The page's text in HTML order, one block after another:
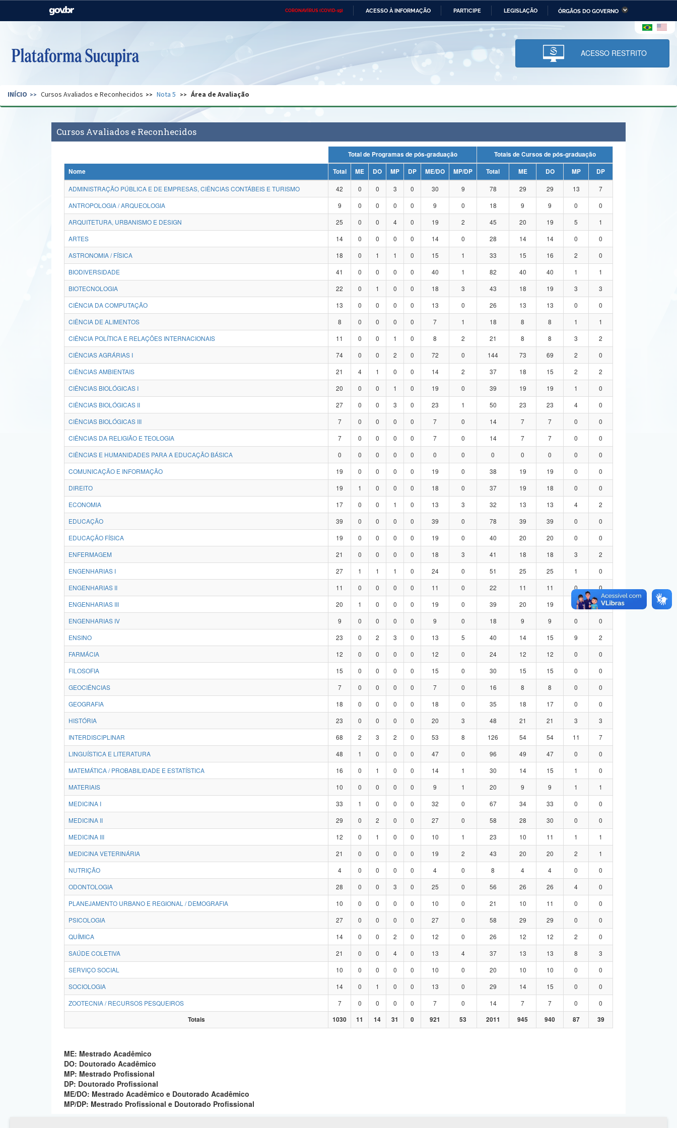
CORONAVÍRUS (COVID-19) ACESSO À INFORMAÇÃO PARTICIPE LEGISLAÇÃO ÓRGÃOS DO GOVERNO
Casa Civil Ministério das Relações Ministério da Economia Ministério da Infraestrutura
Pecuária e Abastecimento
Ministério da Ciência,
Tecnologia, Inovações e
Comunicações
Ministério do Desenvolvimento
Regional e dos Direitos Humanos
Secretaria de Governo Gabinete de Segurança Advocacia-Geral da União Banco Central do Brasil Planalto
ACESSO RESTRITO
INÍCIO Cursos Avaliados e Reconhecidos Nota 5 Área de Avaliação
Cursos Avaliados e Reconhecidos
Total de Programas de pós-graduação
Totais de Cursos de pós-graduação
Nome
Total ME DO MP DP ME/DO MP/DP Total ME DO MP
DP
ADMINISTRAÇÃO PÚBLICA E DE EMPRESAS, CIÊNCIAS CONTÁBEIS E TURISMO
42 0 0 3 0 30 9 78 29 29 13
7
ANTROPOLOGIA / ARQUEOLOGIA
9 0 0 0 0 9 0 18 9 9 0
0
ARQUITETURA, URBANISMO E DESIGN
25 0 0 4 0 19 2 45 20 19 5
1
ARTES
14 0 0 0 0 14 0 28 14 14 0
0
ASTRONOMIA / FÍSICA
18 0 1 1 0 15 1 33 15 16 2
0
BIODIVERSIDADE
41 0 0 0 0 40 1 82 40 40 1
1
BIOTECNOLOGIA
22 0 1 0 0 18 3 43 18 19 3
3
CIÊNCIA DA COMPUTAÇÃO
13 0 0 0 0 13 0 26 13 13 0
0
CIÊNCIA DE ALIMENTOS
8 0 0 0 0 7 1 18 8 8 1
1
CIÊNCIA POLÍTICA E RELAÇÕES INTERNACIONAIS
11 0 0 1 0 8 2 21 8 8 3
2
CIÊNCIAS AGRÁRIAS I
74 0 0 2 0 72 0 144 73 69 2
0
CIÊNCIAS AMBIENTAIS
21 4 1 0 0 14 2 37 18 15 2
2
CIÊNCIAS BIOLÓGICAS I
20 0 0 1 0 19 0 39 19 19 1
0
CIÊNCIAS BIOLÓGICAS II
27 0 0 3 0 23 1 50 23 23 4
0
CIÊNCIAS BIOLÓGICAS III
7 0 0 0 0 7 0 14 7 7 0
0
CIÊNCIAS DA RELIGIÃO E TEOLOGIA
7 0 0 0 0 7 0 14 7 7 0
0
CIÊNCIAS E HUMANIDADES PARA A EDUCAÇÃO BÁSICA
0 0 0 0 0 0 0 0 0 0 0
0
COMUNICAÇÃO E INFORMAÇÃO
19 0 0 0 0 19 0 38 19 19 0
0
DIREITO
19 1 0 0 0 18 0 37 19 18 0
0
ECONOMIA
17 0 0 1 0 13 3 32 13 13 4
2
EDUCAÇÃO
39 0 0 0 0 39 0 78 39 39 0
0
EDUCAÇÃO FÍSICA
19 0 0 0 0 19 0 40 20 20 0
0
ENFERMAGEM
21 0 0 0 0 18 3 41 18 18 3
2
ENGENHARIAS I
27 1 1 1 0 24 0 51 25 25 1
0
ENGENHARIAS II
11 0 0 0 0 11 0 22 11 11 0
0
ENGENHARIAS III
20 1 0 0 0 19 0 39 20 19 0
0
ENGENHARIAS IV
9 0 0 0 0 9 0 18 9 9 0
0
ENSINO
23 0 2 3 0 13 5 40 14 15 9
2
FARMÁCIA
12 0 0 0 0 12 0 24 12 12 0
0
FILOSOFIA
15 0 0 0 0 15 0 30 15 15 0
0
GEOCIÊNCIAS
7 0 0 0 0 7 0 16 8 8 0
0
GEOGRAFIA
18 0 0 0 0 18 0 35 18 17 0
0
HISTÓRIA
23 0 0 0 0 20 3 48 21 21 3
3
INTERDISCIPLINAR
68 2 3 2 0 53 8 126 54 54 11
7
LINGUÍSTICA E LITERATURA
48 1 0 0 0 47 0 96 49 47 0
0
MATEMÁTICA / PROBABILIDADE E ESTATÍSTICA
16 0 1 0 0 14 1 30 14 15 1
0
MATERIAIS
10 0 0 0 0 9 1 20 9 9 1
1
MEDICINA I
33 1 0 0 0 32 0 67 34 33 0
0
MEDICINA II
29 0 2 0 0 27 0 58 28 30 0
0
MEDICINA III
12 0 1 0 0 10 1 23 10 11 1
1
MEDICINA VETERINÁRIA
21 0 0 0 0 19 2 43 20 20 2
1
NUTRIÇÃO
4 0 0 0 0 4 0 8 4 4 0
0
ODONTOLOGIA
28 0 0 3 0 25 0 56 26 26 4
0
PLANEJAMENTO URBANO E REGIONAL / DEMOGRAFIA
10 0 0 0 0 10 0 21 10 11 0
0
PSICOLOGIA
27 0 0 0 0 27 0 58 29 29 0
0
QUÍMICA
14 0 0 2 0 12 0 26 12 12 2
0
SAÚDE COLETIVA
21 0 0 4 0 13 4 37 13 13 8
3
SERVIÇO SOCIAL
10 0 0 0 0 10 0 20 10 10 0
0
SOCIOLOGIA
14 0 1 0 0 13 0 29 14 15 0
0
ZOOTECNIA / RECURSOS PESQUEIROS
7 0 0 0 0 7 0 14 7 7 0
0
Totais
1030 11 14 31 0 921 53 2011 945 940 87 39
ME: Mestrado Acadêmico
DO: Doutorado Acadêmico
MP: Mestrado Profissional
DP: Doutorado Profissional
ME/DO: Mestrado Acadêmico e Doutorado Acadêmico
MP/DP: Mestrado Profissional e Doutorado Profissional